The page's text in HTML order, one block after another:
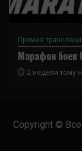
Прямая
Марафон боев
2 недели тому
Copyright ©